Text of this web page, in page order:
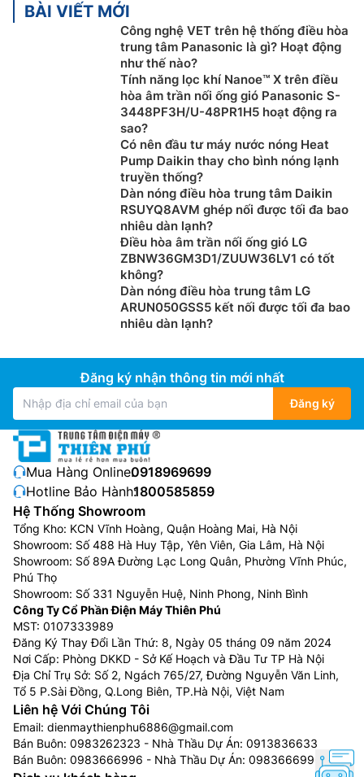
Môi chất lạnh R410a
Điều hòa cây Samsunggiá rẻ AC036KNPDEC/SV sử
dung gas R410a, đây là loại gas với ưu điểm tiết kiệm
điện, làm lạnh nhanh và sâu với hiệu suất làm lạnh cao
hơn 1,6 lần so với gas R22 trước đây. Đồng thời gas
R410 cũng thân thiện với môi trường, chống lại sự gia
tăng nhiệt dẫn tới hiệu ứng nhà kính.
BÀI VIẾT MỚI
Công nghệ VET trên hệ thống điều hòa
trung tâm Panasonic là gì? Hoạt động
như thế nào?
Tính năng lọc khí Nanoe™ X trên điều
hòa âm trần nối ống gió Panasonic S-
3448PF3H/U-48PR1H5 hoạt động ra
sao?
Có nên đầu tư máy nước nóng Heat
Pump Daikin thay cho bình nóng lạnh
truyền thống?
Dàn nóng điều hòa trung tâm Daikin
RSUYQ8AVM ghép nối được tối đa bao
nhiêu dàn lạnh?
Điều hòa âm trần nối ống gió LG
ZBNW36GM3D1/ZUUW36LV1 có tốt
không?
Dàn nóng điều hòa trung tâm LG
ARUN050GSS5 kết nối được tối đa bao
nhiêu dàn lạnh?
Đăng ký nhận thông tin mới nhất
Đăng ký
Mua Hàng Online:0918969699
Hotline Bảo Hành:1800585859
Hệ Thống Showroom
Tổng Kho: KCN Vĩnh Hoàng, Quận Hoàng Mai, Hà Nội
Showroom: Số 488 Hà Huy Tập, Yên Viên, Gia Lâm, Hà Nội
Showroom: Số 89A Đường Lạc Long Quân, Phường Vĩnh Phúc,
Phú Thọ
Showroom: Số 331 Nguyễn Huệ, Ninh Phong, Ninh Bình
Công Ty Cổ Phần Điện Máy Thiên Phú
MST: 0107333989
Đăng Ký Thay Đổi Lần Thứ: 8, Ngày 05 tháng 09 năm 2024
Nơi Cấp: Phòng DKKD - Sở Kế Hoạch và Đầu Tư TP Hà Nội
Địa Chỉ Trụ Sở: Số 2, Ngách 765/27, Đường Nguyễn Văn Linh,
Tổ 5 P.Sài Đồng, Q.Long Biên, TP.Hà Nội, Việt Nam
Liên hệ Với Chúng Tôi
Email: dienmaythienphu6886@gmail.com
Bán Buôn: 0983262323 - Nhà Thầu Dự Án: 0913836633
Bán Buôn: 0983666996 - Nhà Thầu Dự Án: 0983666996